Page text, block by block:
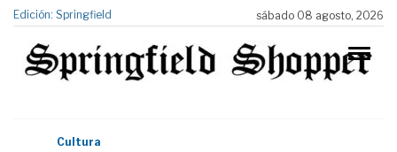
Edición: Springfield sábado 08 agosto, 2026
Cultura